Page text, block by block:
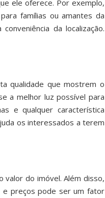
ele oferece. Por exemplo,
famílias ou amantes da
da localização.
qualidade que mostrem o
a melhor luz possível para
e qualquer característica
os interessados a terem
valor do imóvel. Além disso,
e preços pode ser um fator